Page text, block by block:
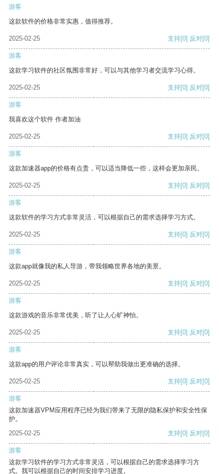
游客
这款软件的价格非常实惠，值得推荐。
2025-02-25 支持[0] 反对[0]
游客
这款学习软件的社区氛围非常好，可以与其他学习者交流学习心得。
2025-02-25 支持[0] 反对[0]
游客
我喜欢这个软件 作者加油
2025-02-25 支持[0] 反对[0]
游客
这款加速器app的价格有点贵，可以适当降低一些，这样会更加亲民。
2025-02-25 支持[0] 反对[0]
游客
这款软件的学习方式非常灵活，可以根据自己的需求选择学习方式。
2025-02-25 支持[0] 反对[0]
游客
这款app就像我的私人导游，带我领略世界各地的美景。
2025-02-25 支持[0] 反对[0]
游客
这款游戏的音乐非常优美，听了让人心旷神怡。
2025-02-25 支持[0] 反对[0]
游客
这款app的用户评论非常真实，可以帮助我做出更准确的选择。
2025-02-25 支持[0] 反对[0]
游客
这款加速器VPM应用程序已经为我们带来了无限的隐私保护和安全性保
护。
2025-02-25
支持[0] 反对[0]
游客
这款学习软件的学习方式非常灵活，可以根据自己的需求选择学习方
式。我可以根据自己的时间安排学习进度。